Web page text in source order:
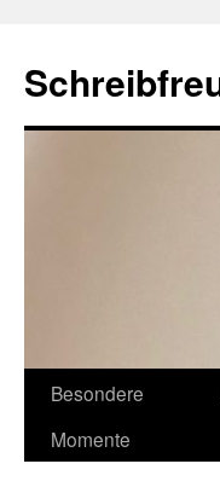
Besondere
Momente